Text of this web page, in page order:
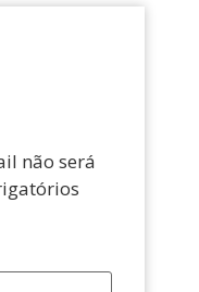
não será